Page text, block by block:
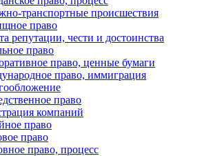
транспортные происшествия
право
репутации, чести и достоинства
право
право, ценные бумаги
право, иммиграция
право
компаний
право
право
право, процесс